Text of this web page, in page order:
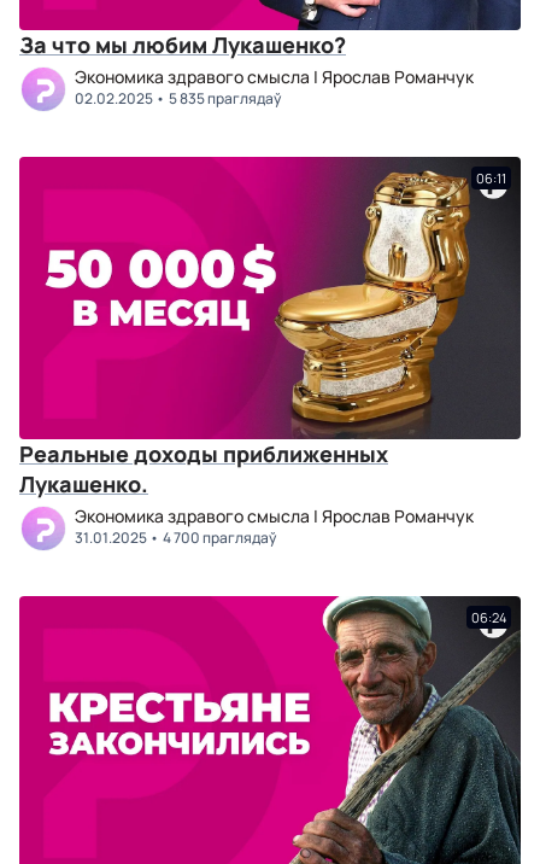
За что мы любим Лукашенко?
Экономика здравого смысла | Ярослав Романчук
02.02.2025 5 835 праглядаў
06:11
Реальные доходы приближенных
Лукашенко.
Экономика здравого смысла | Ярослав Романчук
31.01.2025 4 700 праглядаў
06:24